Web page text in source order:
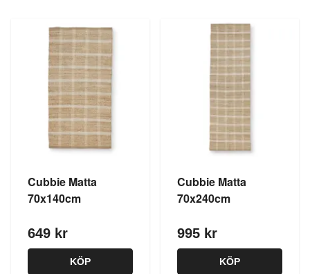
Cubbie Matta
70x140cm
649 kr
KÖP
Cubbie Matta
70x240cm
995 kr
KÖP